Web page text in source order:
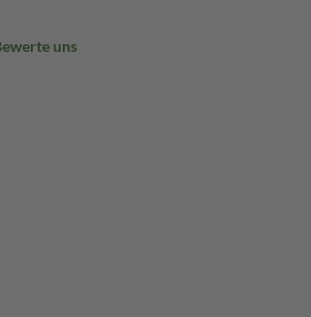
uns